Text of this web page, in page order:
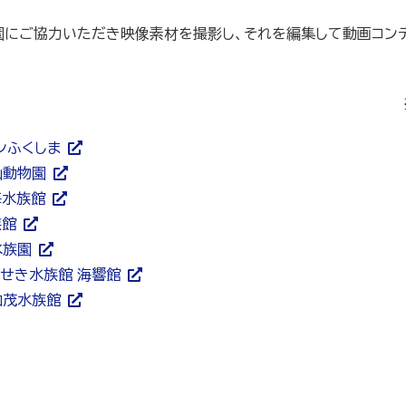
にご協力いただき映像素材を撮影し、それを編集して動画コン
ふくしま
物園
族館
園
き水族館 海響館
水族館